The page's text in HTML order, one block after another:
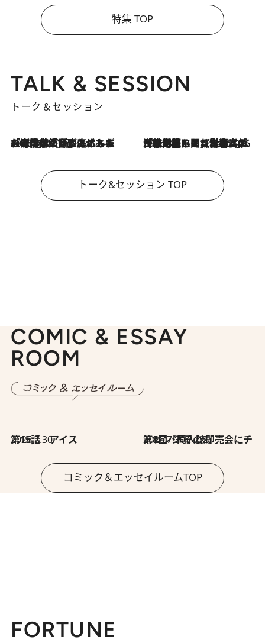
特集 TOP
TALK & SESSION
トーク＆セッション
2026.8.3
「今後値上げがあるとすれば…」「リスクがあるのは今年の冬」エネルギー専門家が語る、ホルムズ海峡封鎖が家庭にもたらす“ある心配” 2026.8.3
「住宅建てられない…」「サーチャージ料の高値が続いている」ホルムズ海峡封鎖による影響はいつまで続く？《エネルギー専門家に聞く“どうなる日本の暮らし”》
トーク&セッション TOP
COMIC & ESSAY
ROOM
2026.7.30
第15話 アイス 2026.7.30
第8回「同人誌即売会にチャレンジ その2」
コミック＆エッセイルームTOP
FORTUNE